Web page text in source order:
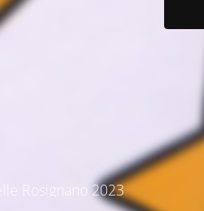
Rosignano 2023